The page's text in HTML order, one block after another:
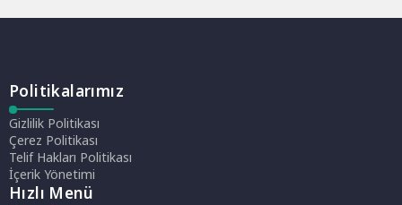
Politikalarımız
Gizlilik Politikası
Çerez Politikası
Telif Hakları Politikası
İçerik Yönetimi
Hızlı Menü